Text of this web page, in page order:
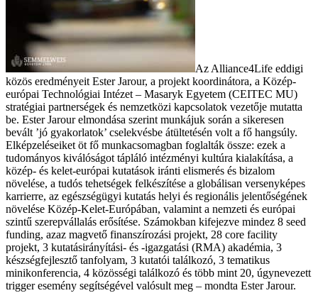
Az Alliance4Life eddigi
közös eredményeit Ester Jarour, a projekt koordinátora, a Közép-
európai Technológiai Intézet – Masaryk Egyetem (CEITEC MU)
stratégiai partnerségek és nemzetközi kapcsolatok vezetője mutatta
be. Ester Jarour elmondása szerint munkájuk során a sikeresen
bevált ’jó gyakorlatok’ cselekvésbe átültetésén volt a fő hangsúly.
Elképzeléseiket öt fő munkacsomagban foglalták össze: ezek a
tudományos kiválóságot tápláló intézményi kultúra kialakítása, a
közép- és kelet-európai kutatások iránti elismerés és bizalom
növelése, a tudós tehetségek felkészítése a globálisan versenyképes
karrierre, az egészségügyi kutatás helyi és regionális jelentőségének
növelése Közép-Kelet-Európában, valamint a nemzeti és európai
szintű szerepvállalás erősítése. Számokban kifejezve mindez 8 seed
funding, azaz magvető finanszírozási projekt, 28 core facility
projekt, 3 kutatásirányítási- és -igazgatási (RMA) akadémia, 3
készségfejlesztő tanfolyam, 3 kutatói találkozó, 3 tematikus
minikonferencia, 4 közösségi találkozó és több mint 20, úgynevezett
trigger esemény segítségével valósult meg – mondta Ester Jarour.